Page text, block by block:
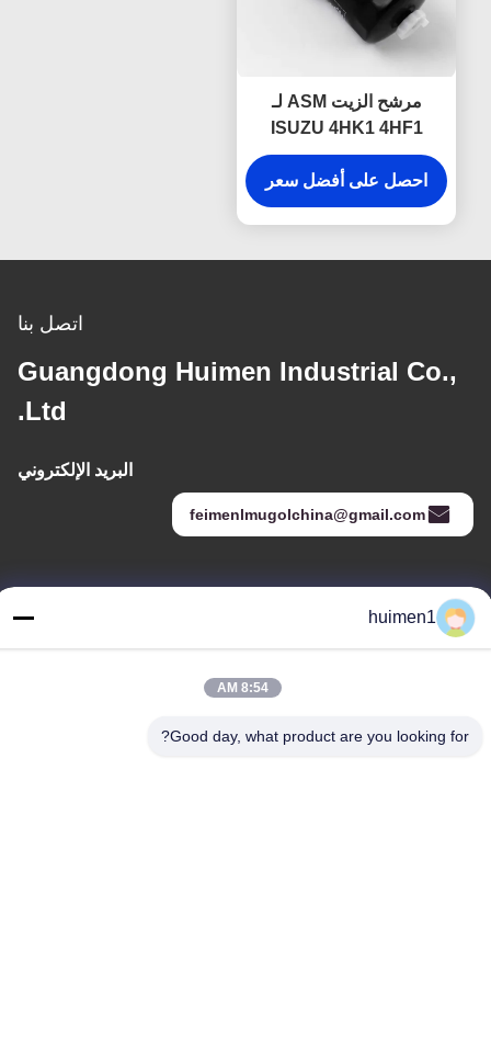
مرشح الزيت ASM لـ
ISUZU 4HK1 4HF1
4HG1 8-97148268-2
أجزاء محرك ISUZU
احصل على أفضل سعر
اتصل بنا
Guangdong Huimen Industrial Co.,
Ltd.
البريد الإلكتروني
feimenlmugolchina@gmail.com
العنوان
الهاتف
huimen1
8:54 AM
Good day, what product are you looking for?